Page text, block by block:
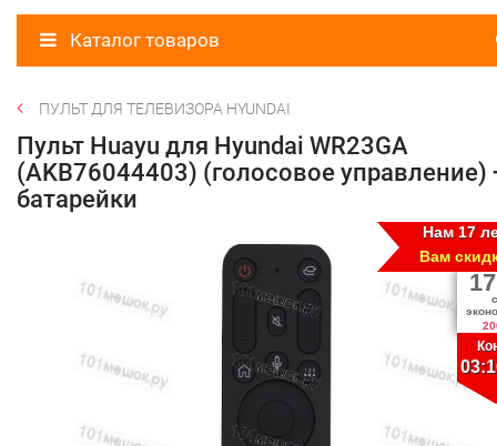
Каталог товаров
ПУЛЬТ ДЛЯ ТЕЛЕВИЗОРА HYUNDAI
Пульт Huayu для Hyundai WR23GA
(AKB76044403) (голосовое управление)
батарейки
Нам 17
Вам
17